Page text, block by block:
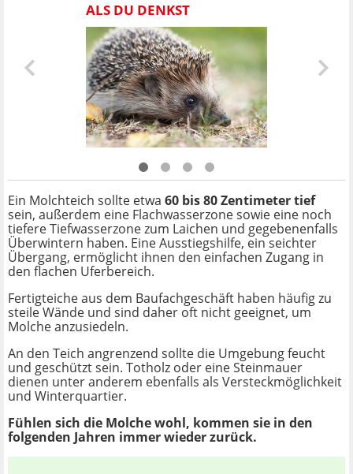
ALS DU DENKST
Ein Molchteich sollte etwa 60 bis 80 Zentimeter tief
sein, außerdem eine Flachwasserzone sowie eine noch
tiefere Tiefwasserzone zum Laichen und gegebenenfalls
Überwintern haben. Eine Ausstiegshilfe, ein seichter
Übergang, ermöglicht ihnen den einfachen Zugang in
den flachen Uferbereich.
Fertigteiche aus dem Baufachgeschäft haben häufig zu
steile Wände und sind daher oft nicht geeignet, um
Molche anzusiedeln.
An den Teich angrenzend sollte die Umgebung feucht
und geschützt sein. Totholz oder eine Steinmauer
dienen unter anderem ebenfalls als Versteckmöglichkeit
und Winterquartier.
Fühlen sich die Molche wohl, kommen sie in den
folgenden Jahren immer wieder zurück.